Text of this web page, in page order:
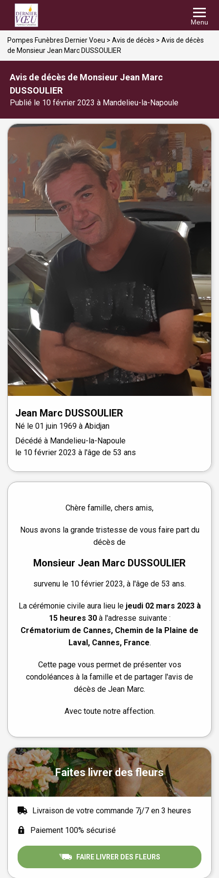
Menu
Pompes Funèbres Dernier Voeu > Avis de décès > Avis de décès
de Monsieur Jean Marc DUSSOULIER
Avis de décès de Monsieur Jean Marc
DUSSOULIER
Publié le 10 février 2023 à Mandelieu-la-Napoule
Jean Marc DUSSOULIER
Né le 01 juin 1969 à Abidjan
Décédé à Mandelieu-la-Napoule
le 10 février 2023 à l'âge de 53 ans
Chère famille, chers amis,
Nous avons la grande tristesse de vous faire part du
décès de
Monsieur Jean Marc DUSSOULIER
survenu le 10 février 2023, à l'âge de 53 ans.
La cérémonie civile aura lieu le jeudi 02 mars 2023 à
15 heures 30à l'adresse suivante :
Crématorium de Cannes, Chemin de la Plaine de
Laval, Cannes, France.
Cette page vous permet de présenter vos
condoléances à la famille et de partager l'avis de
décès de Jean Marc.
Avec toute notre affection.
Faites livrer des fleurs
Livraison de votre commande 7j/7 en 3 heures
Paiement 100% sécurisé
FAIRE LIVRER DES FLEURS